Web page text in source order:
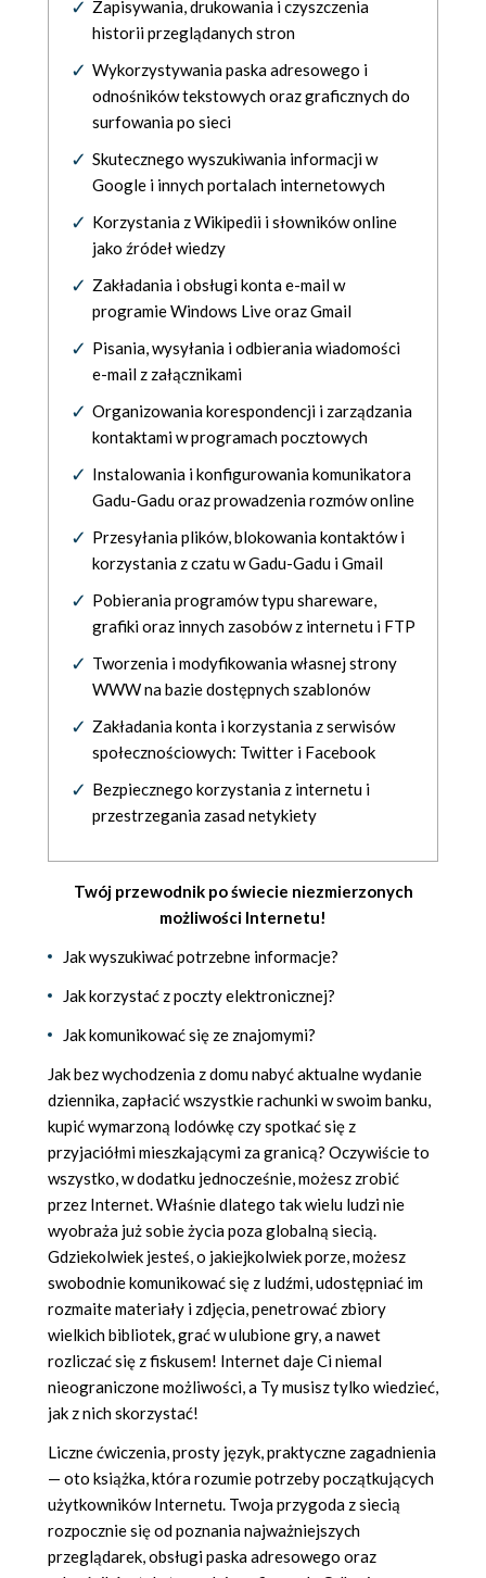
Zapisywania, drukowania i czyszczenia
historii przeglądanych stron
Wykorzystywania paska adresowego i
odnośników tekstowych oraz graficznych do
surfowania po sieci
Skutecznego wyszukiwania informacji w
Google i innych portalach internetowych
Korzystania z Wikipedii i słowników online
jako źródeł wiedzy
Zakładania i obsługi konta e-mail w
programie Windows Live oraz Gmail
Pisania, wysyłania i odbierania wiadomości
e-mail z załącznikami
Organizowania korespondencji i zarządzania
kontaktami w programach pocztowych
Instalowania i konfigurowania komunikatora
Gadu-Gadu oraz prowadzenia rozmów online
Przesyłania plików, blokowania kontaktów i
korzystania z czatu w Gadu-Gadu i Gmail
Pobierania programów typu shareware,
grafiki oraz innych zasobów z internetu i FTP
Tworzenia i modyfikowania własnej strony
WWW na bazie dostępnych szablonów
Zakładania konta i korzystania z serwisów
społecznościowych: Twitter i Facebook
Bezpiecznego korzystania z internetu i
przestrzegania zasad netykiety
Twój przewodnik po świecie niezmierzonych
możliwości Internetu!
Jak wyszukiwać potrzebne informacje?
Jak korzystać z poczty elektronicznej?
Jak komunikować się ze znajomymi?
Jak bez wychodzenia z domu nabyć aktualne wydanie
dziennika, zapłacić wszystkie rachunki w swoim banku,
kupić wymarzoną lodówkę czy spotkać się z
przyjaciółmi mieszkającymi za granicą? Oczywiście to
wszystko, w dodatku jednocześnie, możesz zrobić
przez Internet. Właśnie dlatego tak wielu ludzi nie
wyobraża już sobie życia poza globalną siecią.
Gdziekolwiek jesteś, o jakiejkolwiek porze, możesz
swobodnie komunikować się z ludźmi, udostępniać im
rozmaite materiały i zdjęcia, penetrować zbiory
wielkich bibliotek, grać w ulubione gry, a nawet
rozliczać się z fiskusem! Internet daje Ci niemal
nieograniczone możliwości, a Ty musisz tylko wiedzieć,
jak z nich skorzystać!
Liczne ćwiczenia, prosty język, praktyczne zagadnienia
— oto książka, która rozumie potrzeby początkujących
użytkowników Internetu. Twoja przygoda z siecią
rozpocznie się od poznania najważniejszych
przeglądarek, obsługi paska adresowego oraz